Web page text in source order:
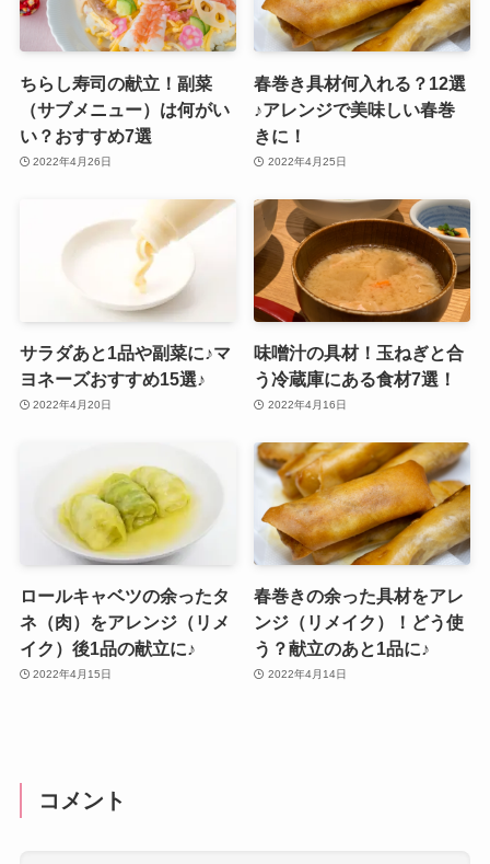
ちらし寿司の献立！副菜
（サブメニュー）は何がい
い？おすすめ7選
2022年4月26日
春巻き具材何入れる？12選
♪アレンジで美味しい春巻
きに！
2022年4月25日
サラダあと1品や副菜に♪マ
ヨネーズおすすめ15選♪
2022年4月20日
味噌汁の具材！玉ねぎと合
う冷蔵庫にある食材7選！
2022年4月16日
ロールキャベツの余ったタ
ネ（肉）をアレンジ（リメ
イク）後1品の献立に♪
2022年4月15日
春巻きの余った具材をアレ
ンジ（リメイク）！どう使
う？献立のあと1品に♪
2022年4月14日
コメント